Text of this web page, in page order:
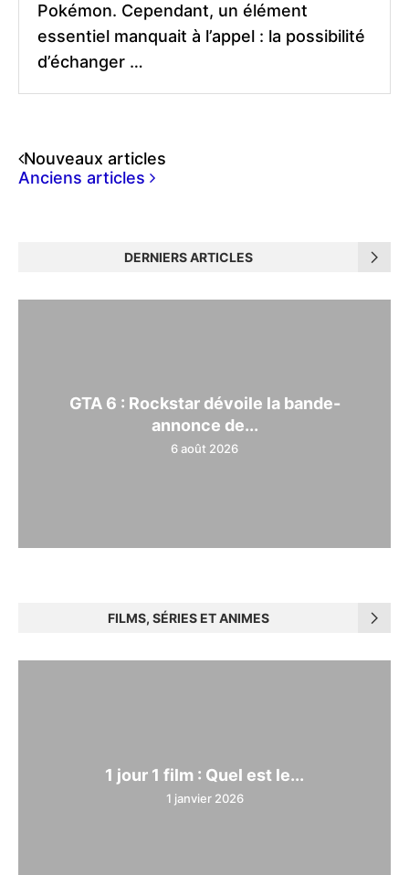
Pokémon. Cependant, un élément
essentiel manquait à l’appel : la possibilité
d’échanger …
Nouveaux articles
Anciens articles
DERNIERS ARTICLES
GTA 6 : Rockstar dévoile la bande-
annonce de...
6 août 2026
FILMS, SÉRIES ET ANIMES
1 jour 1 film : Quel est le...
1 janvier 2026